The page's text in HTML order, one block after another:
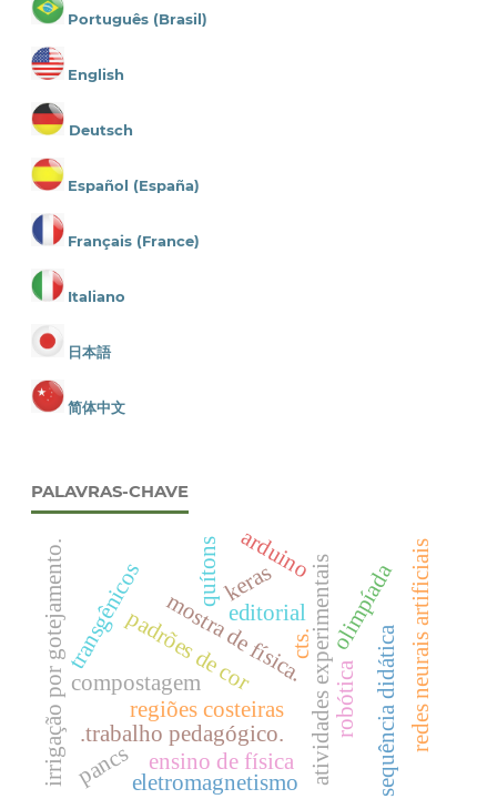
Português (Brasil)
English
Deutsch
Español (España)
Français (France)
Italiano
日本語
简体中文
PALAVRAS-CHAVE
editorial
padrões de cor atividades experimentais
mostra de física.
quítons
regiões costeiras
olimpíada
robótica redes neurais artificiais
keras
.trabalho pedagógico. sequência didática
transgênicos cts.
compostagem
irrigação por gotejamento.
ensino de física
eletromagnetismo
arduino
pancs